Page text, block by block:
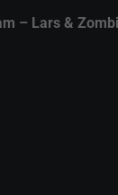
– Lars &